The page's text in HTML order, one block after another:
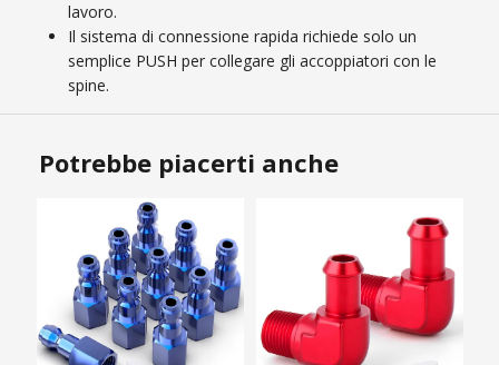
lavoro.
Il sistema di connessione rapida richiede solo un
semplice PUSH per collegare gli accoppiatori con le
spine.
Potrebbe piacerti anche